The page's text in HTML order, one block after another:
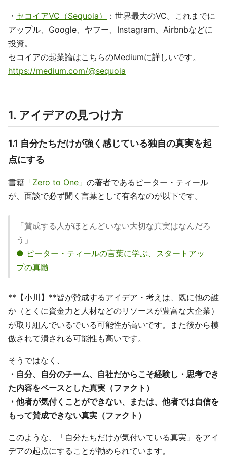
・ セコイアVC（Sequoia）
：世界最大のVC。これまでに
アップル、Google、ヤフー、Instagram、Airbnbなどに
投資。
セコイアの起業論はこちらのMediumに詳しいです。
https://medium.com/@sequoia
1. アイデアの見つけ方
1.1 自分たちだけが強く感じている独自の真実を起
点にする
書籍 「Zero to One」 の著者であるピーター・ティール
が、面談で必ず聞く言葉として有名なのが以下です。
「賛成する人がほとんどいない大切な真実はなんだろ
う」
● ピーター・ティールの言葉に学ぶ、スタートアッ
プの真髄
**【小川】**皆が賛成するアイデア・考えは、既に他の誰
か（とくに資金力と人材などのリソースが豊富な大企業）
が取り組んでいるでいる可能性が高いです。また後から模
倣されて潰される可能性も高いです。
そうではなく、
・自分、自分のチーム、自社だからこそ経験し・思考でき
た内容をベースとした真実（ファクト）
・他者が気付くことができない、または、他者では自信を
もって賛成できない真実（ファクト）
このような、「自分たちだけが気付いている真実」をアイ
デアの起点にすることが勧められています。